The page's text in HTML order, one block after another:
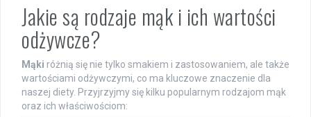
Jakie są rodzaje mąk i ich wartości
odżywcze?
Mąki różnią się nie tylko smakiem i zastosowaniem, ale także
wartościami odżywczymi, co ma kluczowe znaczenie dla
naszej diety. Przyjrzyjmy się kilku popularnym rodzajom mąk
oraz ich właściwościom: